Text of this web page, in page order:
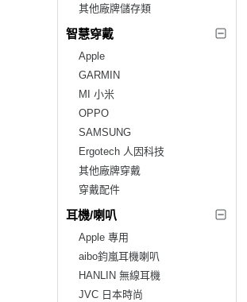
其他廠牌儲存類
智慧穿戴
Apple
GARMIN
MI 小米
OPPO
SAMSUNG
Ergotech 人因科技
其他廠牌穿戴
穿戴配件
耳機/喇叭
Apple 專用
aibo鈞嵐耳機喇叭
HANLIN 無線耳機
JVC 日本時尚